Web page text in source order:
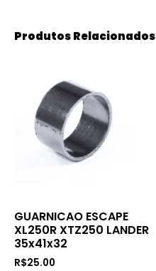
Produtos Relacionados
GUARNICAO ESCAPE
XL250R XTZ250 LANDER
35x41x32
R$25.00